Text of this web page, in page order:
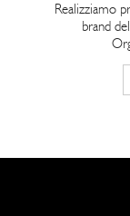
Realizziamo
brand